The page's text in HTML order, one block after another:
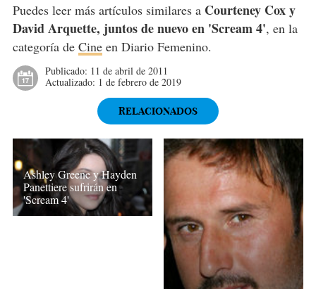
Puedes leer más artículos similares a Courteney Cox y
David Arquette, juntos de nuevo en 'Scream 4', en la
categoría de Cineen Diario Femenino.
Publicado: 11 de abril de 2011
Actualizado: 1 de febrero de 2019
RELACIONADOS
Ashley Greene y Hayden
Panettiere sufrirán en
'Scream 4'